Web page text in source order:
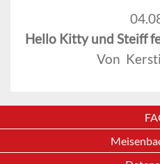
Hello Kitty und Steiff
Von